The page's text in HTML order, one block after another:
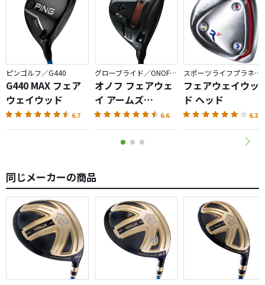
ピンゴルフ／G440
G440 MAX フェア
ウェイウッド
6.7
グローブライド／ONOFF AKA
オノフ フェアウェ
イ アームズ
AKA（2026）
6.6
スポーツライフプラネッツ／RODDIO
フェアウェイウッ
ド ヘッド
6.3
同じメーカーの商品